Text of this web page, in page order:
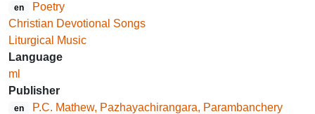
en
Poetry
Christian Devotional Songs
Liturgical Music
Language
ml
Publisher
en P.C. Mathew, Pazhayachirangara, Parambanchery